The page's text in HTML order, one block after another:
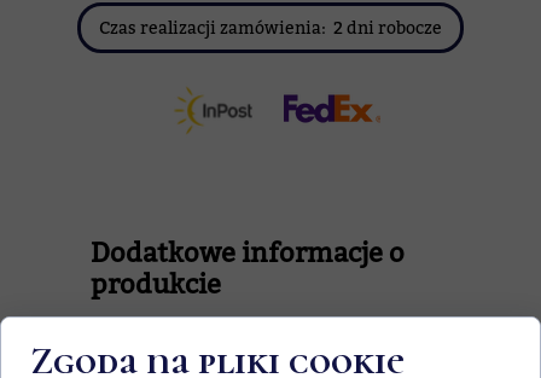
Czas realizacji zamówienia: 2 dni robocze
Dodatkowe informacje o
produkcie
Zgoda na pliki cookie